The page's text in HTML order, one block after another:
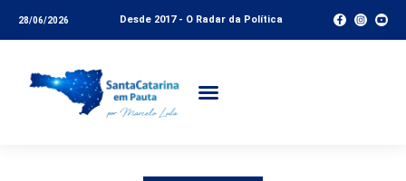
28/06/2026 Desde 2017 - O Radar da Política